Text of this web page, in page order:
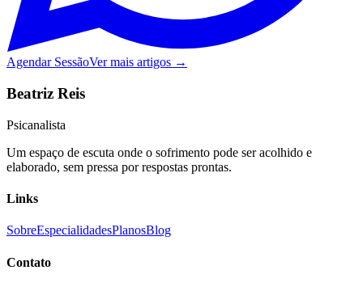
Agendar SessãoVer mais artigos →
Beatriz Reis
Psicanalista
Um espaço de escuta onde o sofrimento pode ser acolhido e
elaborado, sem pressa por respostas prontas.
Links
SobreEspecialidadesPlanosBlog
Contato